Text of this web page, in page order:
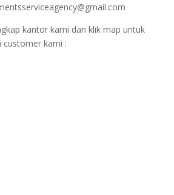
kantor kami dan klik map untuk
kami :